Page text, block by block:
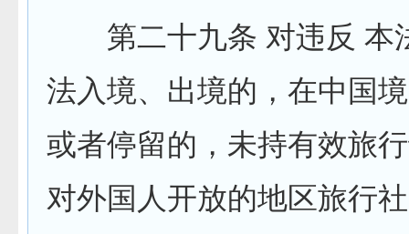
第二十九条 对违反 本
法入境、出境的，在中国
或者停留的，未持有效旅
对外国人开放的地区旅行